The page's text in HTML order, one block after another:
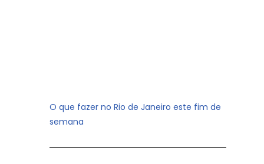
O que fazer no Rio de Janeiro este fim de
semana